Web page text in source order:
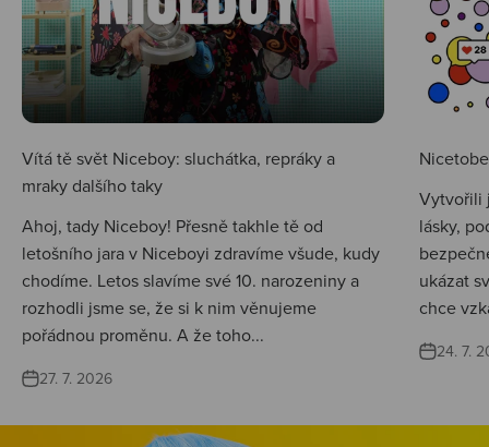
Vítá tě svět Niceboy: sluchátka, repráky a
mraky dalšího taky
Ahoj, tady Niceboy! Přesně takhle tě od
letošního jara v Niceboyi zdravíme všude, kudy
chodíme. Letos slavíme své 10. narozeniny a
rozhodli jsme se, že si k nim věnujeme
pořádnou proměnu. A že toho...
27. 7. 2026
Vytvořili
lásky,
ukázat
chce
24. 7.